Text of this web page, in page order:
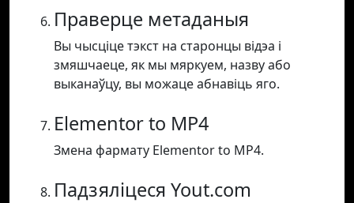
Праверце метаданыя
Вы чысціце тэкст на старонцы відэа і
змяшчаеце, як мы мяркуем, назву або
выканаўцу, вы можаце абнавіць яго.
Elementor to MP4
Змена фармату Elementor to MP4.
Падзяліцеся Yout.com